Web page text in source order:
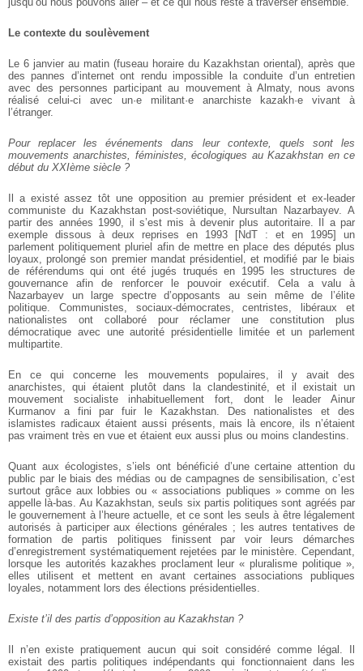
Le contexte du soulèvement
Le 6 janvier au matin (fuseau horaire du Kazakhstan oriental), après que
des pannes d’internet ont rendu impossible la conduite d’un entretien
avec des personnes participant au mouvement à Almaty, nous avons
réalisé celui-ci avec un·e militant·e anarchiste kazakh·e vivant à
l’étranger.
Pour replacer les événements dans leur contexte, quels sont les
mouvements anarchistes, féministes, écologiques au Kazakhstan en ce
début du XXIème siècle ?
Il a existé assez tôt une opposition au premier président et ex-leader
communiste du Kazakhstan post-soviétique, Nursultan Nazarbayev. A
partir des années 1990, il s’est mis à devenir plus autoritaire. Il a par
exemple dissous à deux reprises en 1993 [NdT : et en 1995] un
parlement politiquement pluriel afin de mettre en place des députés plus
loyaux, prolongé son premier mandat présidentiel, et modifié par le biais
de référendums qui ont été jugés truqués en 1995 les structures de
gouvernance afin de renforcer le pouvoir exécutif. Cela a valu à
Nazarbayev un large spectre d’opposants au sein même de l’élite
politique. Communistes, sociaux-démocrates, centristes, libéraux et
nationalistes ont collaboré pour réclamer une constitution plus
démocratique avec une autorité présidentielle limitée et un parlement
multipartite.
En ce qui concerne les mouvements populaires, il y avait des
anarchistes, qui étaient plutôt dans la clandestinité, et il existait un
mouvement socialiste inhabituellement fort, dont le leader Ainur
Kurmanov a fini par fuir le Kazakhstan. Des nationalistes et des
islamistes radicaux étaient aussi présents, mais là encore, ils n’étaient
pas vraiment très en vue et étaient eux aussi plus ou moins clandestins.
Quant aux écologistes, s’iels ont bénéficié d’une certaine attention du
public par le biais des médias ou de campagnes de sensibilisation, c’est
surtout grâce aux lobbies ou « associations publiques » comme on les
appelle là-bas. Au Kazakhstan, seuls six partis politiques sont agréés par
le gouvernement à l’heure actuelle, et ce sont les seuls à être légalement
autorisés à participer aux élections générales ; les autres tentatives de
formation de partis politiques finissent par voir leurs démarches
d’enregistrement systématiquement rejetées par le ministère. Cependant,
lorsque les autorités kazakhes proclament leur « pluralisme politique »,
elles utilisent et mettent en avant certaines associations publiques
loyales, notamment lors des élections présidentielles.
Existe t’il des partis d’opposition au Kazakhstan ?
Il n’en existe pratiquement aucun qui soit considéré comme légal. Il
existait des partis politiques indépendants qui fonctionnaient dans les